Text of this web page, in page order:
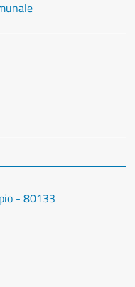
- 80133